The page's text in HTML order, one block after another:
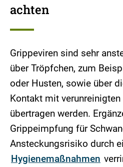
achten
Grippeviren sind sehr
über Tröpfchen, zum
oder Husten, sowie über
Kontakt mit verunreinigten
übertragen werden.
Grippeimpfung für
Ansteckungsrisiko durch
Hygienemaßnahmen